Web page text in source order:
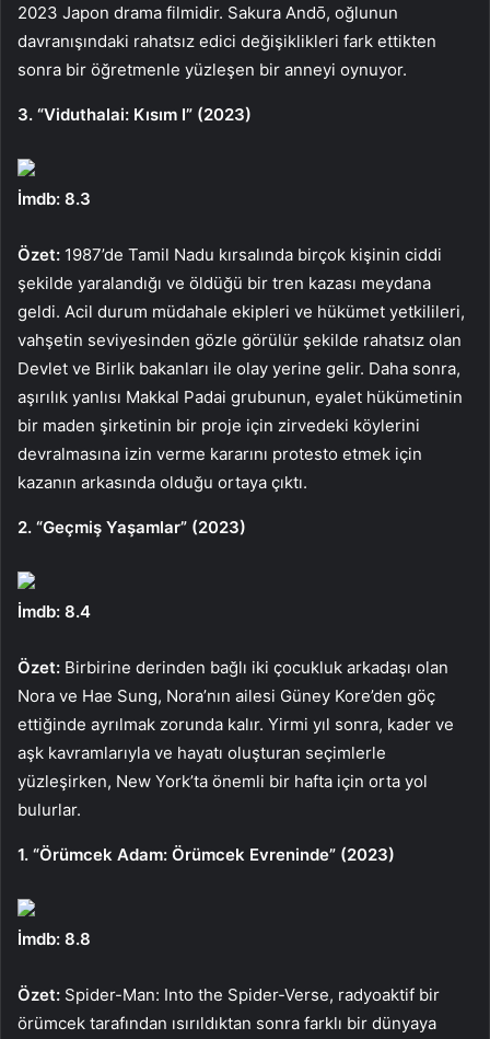
2023 Japon drama filmidir. Sakura Andō, oğlunun
davranışındaki rahatsız edici değişiklikleri fark ettikten
sonra bir öğretmenle yüzleşen bir anneyi oynuyor.
3. “Viduthalai: Kısım I” (2023)
İmdb: 8.3
Özet: 1987’de Tamil Nadu kırsalında birçok kişinin ciddi
şekilde yaralandığı ve öldüğü bir tren kazası meydana
geldi. Acil durum müdahale ekipleri ve hükümet yetkilileri,
vahşetin seviyesinden gözle görülür şekilde rahatsız olan
Devlet ve Birlik bakanları ile olay yerine gelir. Daha sonra,
aşırılık yanlısı Makkal Padai grubunun, eyalet hükümetinin
bir maden şirketinin bir proje için zirvedeki köylerini
devralmasına izin verme kararını protesto etmek için
kazanın arkasında olduğu ortaya çıktı.
2. “Geçmiş Yaşamlar” (2023)
İmdb: 8.4
Özet: Birbirine derinden bağlı iki çocukluk arkadaşı olan
Nora ve Hae Sung, Nora’nın ailesi Güney Kore’den göç
ettiğinde ayrılmak zorunda kalır. Yirmi yıl sonra, kader ve
aşk kavramlarıyla ve hayatı oluşturan seçimlerle
yüzleşirken, New York’ta önemli bir hafta için orta yol
bulurlar.
1. “Örümcek Adam: Örümcek Evreninde” (2023)
İmdb: 8.8
Özet: Spider-Man: Into the Spider-Verse, radyoaktif bir
örümcek tarafından ısırıldıktan sonra farklı bir dünyaya